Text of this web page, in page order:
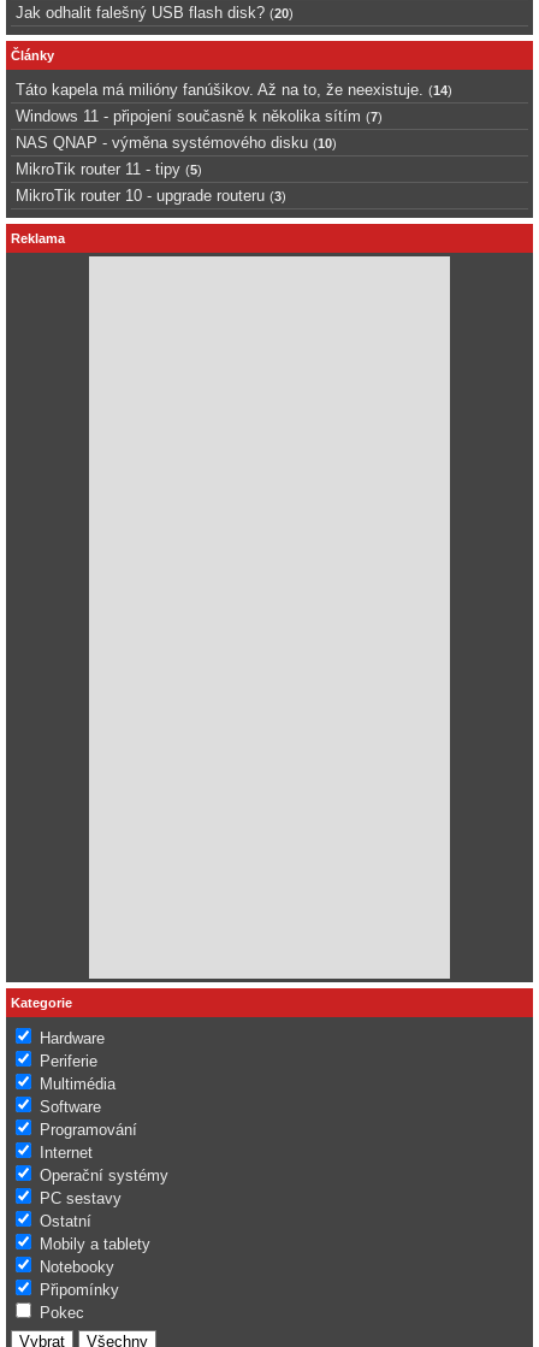
Jak odhalit falešný USB flash disk? (20)
Články
Táto kapela má milióny fanúšikov. Až na to, že neexistuje. (14)
Windows 11 - připojení současně k několika sítím (7)
NAS QNAP - výměna systémového disku (10)
MikroTik router 11 - tipy (5)
MikroTik router 10 - upgrade routeru (3)
Reklama
Kategorie
Hardware
Periferie
Multimédia
Software
Programování
Internet
Operační systémy
PC sestavy
Ostatní
Mobily a tablety
Notebooky
Připomínky
Pokec